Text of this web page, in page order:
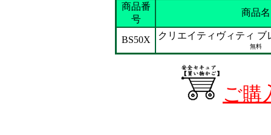
商品番
号
商品名
BS50X クリエイティヴィティ
無料
ご購